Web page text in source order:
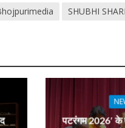
साजिद नाडियाडवाला के साथ 25
e
o
k
itte
m
ss
g
er
k
n
SHUBHI
पटरंगम 2026′ के